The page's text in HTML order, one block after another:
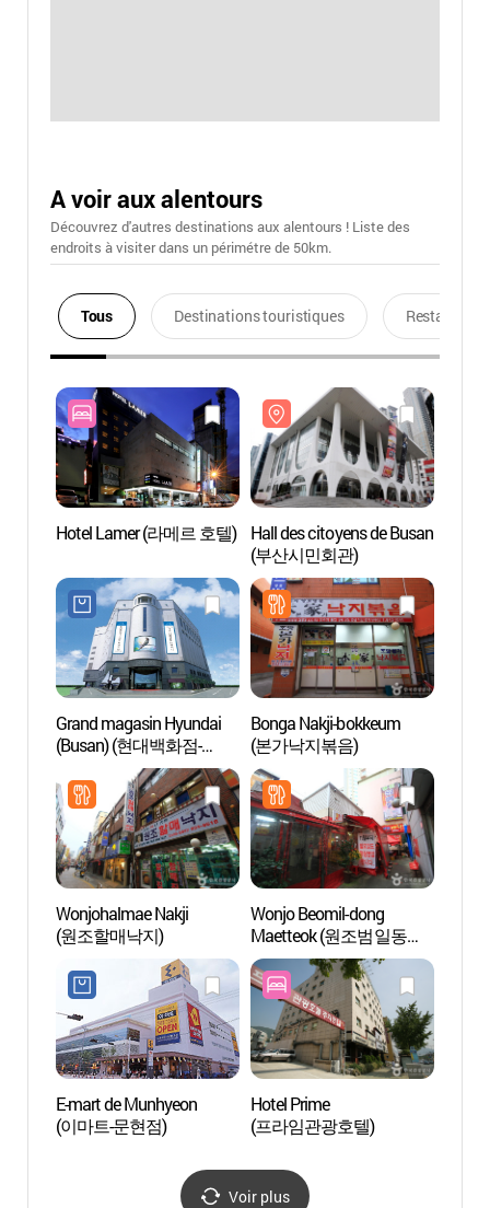
A voir aux alentours
Découvrez d'autres destinations aux alentours ! Liste des
endroits à visiter dans un périmétre de 50km.
Tous Destinations touristiques Restaurants
Hotel Lamer (라메르 호텔)
Hall des citoyens de Busan
(부산시민회관)
Grand magasin Hyundai
(Busan) (현대백화점-
Bonga Nakji-bokkeum
(본가낙지볶음)
Wonjohalmae Nakji
(원조할매낙지)
Wonjo Beomil-dong
Maetteok (원조범일동
매떡)
E-mart de Munhyeon
(이마트-문현점)
Hotel Prime
(프라임관광호텔)
Voir plus